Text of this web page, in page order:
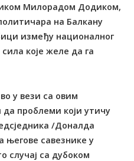
Милорадом Додиком,
на Балкану
између националног
које желе да га
у вези са овим
да проблеми који утичу
/Доналда
његове савезнике у
случај са дубоком